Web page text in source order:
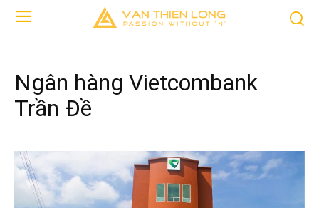
Ngân hàng Vietcombank
Trần Đề